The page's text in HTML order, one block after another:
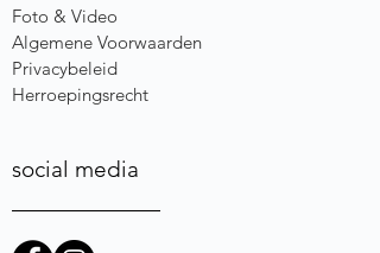
Foto & Video
Algemene Voorwaarden
Privacybeleid
Herroepingsrecht
social media